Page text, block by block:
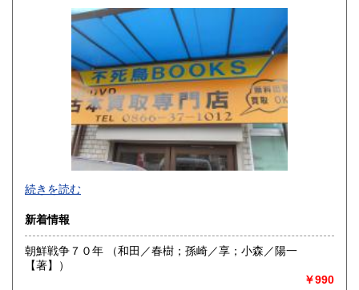
300円 広島県
300円 徳島県
300円 愛媛県
300円 福岡県
300円 長崎県
熊本県
宮崎県
沖縄県 300円
不死鳥BOOKSでは、書籍だけでなくCD、DVD、レコード、
ゲーム、おもちゃ、骨董品まであらゆるものの買い取りがで
にお問い合わせください。出張費は、無料です。
沿線名：伯備線・桃太郎線(吉備線)
最寄駅：総社駅
続きを読む
新着情報
朝鮮戦争７０年 （和田／春樹；孫崎／享；小森／陽一
【著】）
￥990